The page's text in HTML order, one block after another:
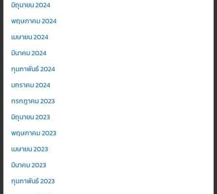
มิถุนายน 2024
พฤษภาคม 2024
เมษายน 2024
มีนาคม 2024
กุมภาพันธ์ 2024
มกราคม 2024
กรกฎาคม 2023
มิถุนายน 2023
พฤษภาคม 2023
เมษายน 2023
มีนาคม 2023
กุมภาพันธ์ 2023